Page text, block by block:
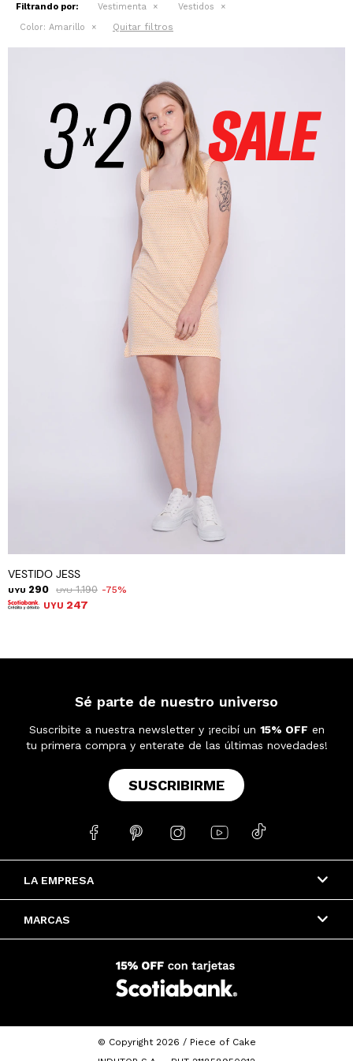
Filtrando por: Vestimenta
Vestidos
Color: Amarillo Quitar filtros
VESTIDO JESS
UYU 290 UYU 1.190 75
UYU 247
LA EMPRESA
MARCAS
Sé parte de nuestro universo
Suscribite a nuestra newsletter y ¡recibí un 15% OFF en
tu primera compra y enterate de las últimas novedades!
SUSCRIBIRME
    
© Copyright 2026 / Piece of Cake